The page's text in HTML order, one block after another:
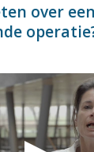
over een